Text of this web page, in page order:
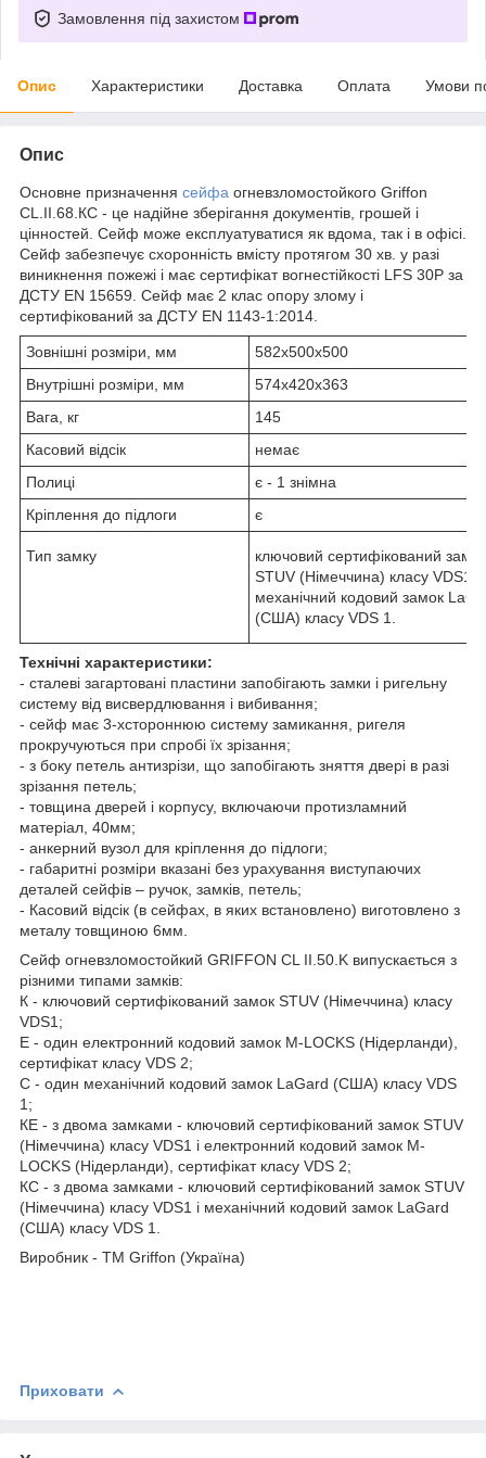
Замовлення під захистом
Опис Характеристики Доставка Оплата Умови
Опис
Основне призначення сейфа огневзломостойкого Griffon
CL.II.68.КС - це надійне зберігання документів, грошей і
цінностей. Сейф може експлуатуватися як вдома, так і в офісі.
Сейф забезпечує схоронність вмісту протягом 30 хв. у разі
виникнення пожежі і має сертифікат вогнестійкості LFS 30P за
ДСТУ EN 15659. Сейф має 2 клас опору злому і
сертифікований за ДСТУ ЕN 1143-1:2014.
Зовнішні розміри, мм
582х500х500
Внутрішні розміри, мм
574х420х363
Вага, кг
145
Касовий відсік
немає
Полиці
є - 1 знімна
Кріплення до підлоги
є
Тип замку
ключовий сертифікований замок
STUV (Німеччина) класу VDS1 і
механічний кодовий замок
(США) класу VDS 1.
Технічні характеристики:
- сталеві загартовані пластини запобігають замки і ригельну
систему від висвердлювання і вибивання;
- сейф має 3-хстороннюю систему замикання, ригеля
прокручуються при спробі їх зрізання;
- з боку петель антизрізи, що запобігають зняття двері в разі
зрізання петель;
- товщина дверей і корпусу, включаючи протизламний
матеріал, 40мм;
- анкерний вузол для кріплення до підлоги;
- габаритні розміри вказані без урахування виступаючих
деталей сейфів – ручок, замків, петель;
- Касовий відсік (в сейфах, в яких встановлено) виготовлено з
металу товщиною 6мм.
Сейф огневзломостойкий GRIFFON CL II.50.K випускається з
різними типами замків:
К - ключовий сертифікований замок STUV (Німеччина) класу
VDS1;
Е - один електронний кодовий замок M-LOCKS (Нідерланди),
сертифікат класу VDS 2;
С - один механічний кодовий замок LaGard (США) класу VDS
1;
КЕ - з двома замками - ключовий сертифікований замок STUV
(Німеччина) класу VDS1 і електронний кодовий замок M-
LOCKS (Нідерланди), сертифікат класу VDS 2;
КС - з двома замками - ключовий сертифікований замок STUV
(Німеччина) класу VDS1 і механічний кодовий замок LaGard
(США) класу VDS 1.
Виробник - ТМ Griffon (Україна)
Приховати